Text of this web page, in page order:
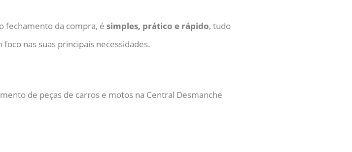
fechamento da compra, é simples, prático e rápido, tudo
nas suas principais necessidades.
de peças de carros e motos na Central Desmanche